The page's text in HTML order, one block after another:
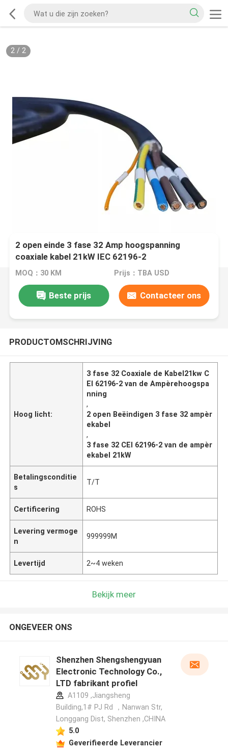
2/ 2
2 open einde 3 fase 32 Amp hoogspanning
coaxiale kabel 21kW IEC 62196-2
MOQ：30 KM Prijs：TBA USD
Beste prijs Contacteer ons
PRODUCTOMSCHRIJVING
Hoog licht:
3 fase 32 Coaxiale de Kabel21kw C
EI 62196-2 van de Ampèrehoogspa
nning
,
2 open Beëindigen 3 fase 32 ampèr
ekabel
,
3 fase 32 CEI 62196-2 van de ampèr
ekabel 21kW
Betalingsconditie
s
T/T
Certificering ROHS
Levering vermoge
n
999999M
Levertijd 2~4 weken
Bekijk meer
ONGEVEER ONS
Shenzhen Shengshengyuan
Electronic Technology Co.,
LTD fabrikant profiel
A1109 ,Jiangsheng
Building,1# PJ Rd ，Nanwan Str,
Longgang Dist, Shenzhen ,CHINA
5.0
Geverifieerde Leverancier